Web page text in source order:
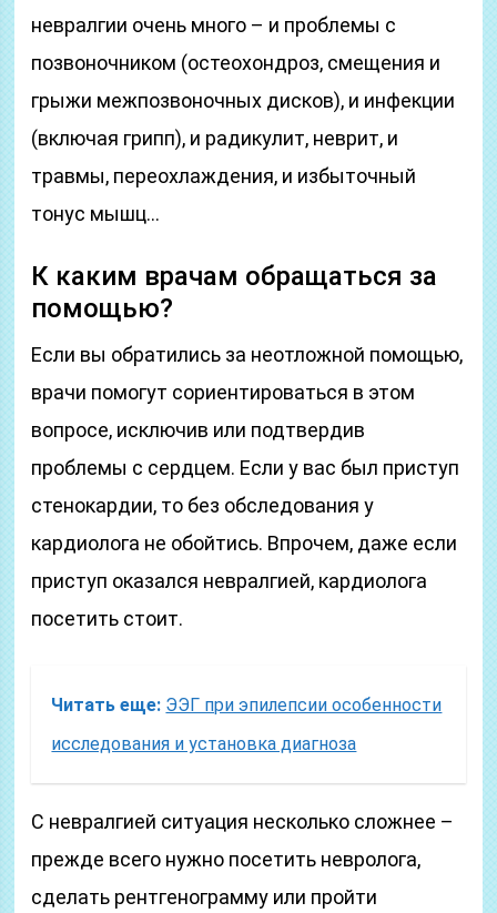
невралгии очень много – и проблемы с
позвоночником (остеохондроз, смещения и
грыжи межпозвоночных дисков), и инфекции
(включая грипп), и радикулит, неврит, и
травмы, переохлаждения, и избыточный
тонус мышц…
К каким врачам обращаться за
помощью?
Если вы обратились за неотложной помощью,
врачи помогут сориентироваться в этом
вопросе, исключив или подтвердив
проблемы с сердцем. Если у вас был приступ
стенокардии, то без обследования у
кардиолога не обойтись. Впрочем, даже если
приступ оказался невралгией, кардиолога
посетить стоит.
Читать еще: ЭЭГ при эпилепсии особенности
исследования и установка диагноза
С невралгией ситуация несколько сложнее –
прежде всего нужно посетить невролога,
сделать рентгенограмму или пройти